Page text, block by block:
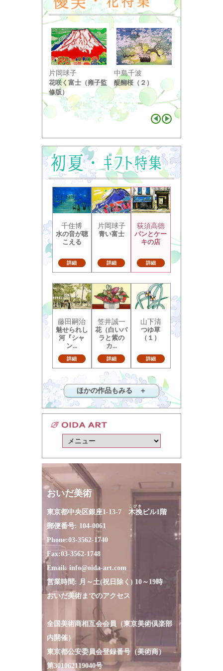
片岡球子
花咲く富士（雍子監
修版）
中島千波
醍醐桜（２）
り ...
千住博
水の音が聴
こえる
詳細
片岡球子
青い富士
詳細
荻須高徳
パンとケー
キの店
詳細
藤田嗣治
魅せられし
河『シャ
ン...
詳細
笠井誠一
花（白いバ
ラと紫の
カ...
詳細
山下清
つゆ草
（１）
詳細
ほかの作品もみる ＋
おいだ美術
東京都中央区銀座1-13-7 木挽
こびき
ビル1階
郵便番号: 104-0061
Phone:03-3562-1740
Fax:03-3562-1748
Email:info@oida-art.com
営業時間: 月～土(祝日除く) 10～19時
おいだ美術までのアクセス
全国美術商相互会会員（東京美術倶楽部
内開催）
東京都公安委員会登録番号（美術商）
第301062119040号